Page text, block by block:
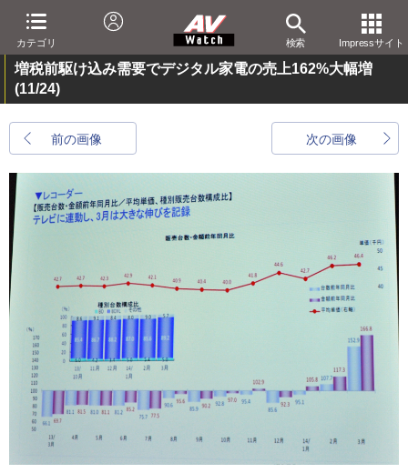
カテゴリ 検索 Impressサイト
増税前駆け込み需要でデジタル家電の売上162%大幅増
(11/24)
前の画像 次の画像